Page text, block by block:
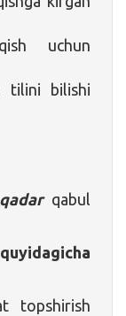
uchun
tilini bilishi
qabul
topshirish